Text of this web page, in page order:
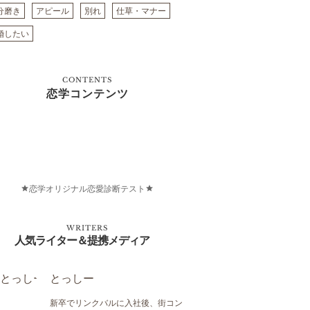
磨き アピール 別れ 仕草・マナー
したい
CONTENTS
恋学コンテンツ
恋学オリジナル恋愛診断テスト
WRITERS
人気ライター＆提携メディア
とっしー
新卒でリンクバルに入社後、街コン